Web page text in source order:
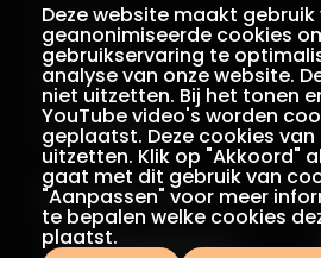
Deze website maakt gebruik
geanonimiseerde cookies
gebruikservaring te
analyse van onze website.
niet uitzetten. Bij het tonen
YouTube video's worden
geplaatst. Deze cookies van
uitzetten. Klik op "Akkoord"
gaat met dit gebruik van
"Aanpassen" voor meer
te bepalen welke cookies
plaatst.
Colofon
Privacy
Voorwaarden
Een initiatief van